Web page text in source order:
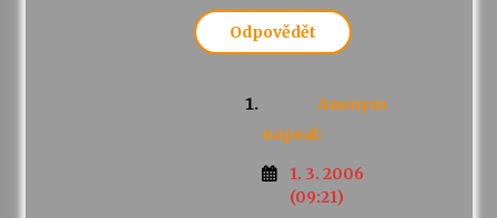
Odpovědět
Anonym
napsal:
1. 3. 2006
(09:21)